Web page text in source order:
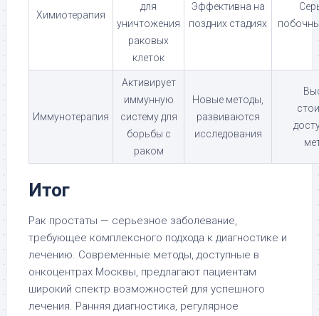
Химиотерапия
для
уничтожения
раковых
клеток
Эффективна на
поздних стадиях
Иммунотерапия
Активирует
иммунную
систему для
борьбы с
раком
Новые методы,
развиваются
исследования
Итог
Рак простаты — серьезное заболевание,
требующее комплексного подхода к диагностике и
лечению. Современные методы, доступные в
онкоцентрах Москвы, предлагают пациентам
широкий спектр возможностей для успешного
лечения. Ранняя диагностика, регулярное